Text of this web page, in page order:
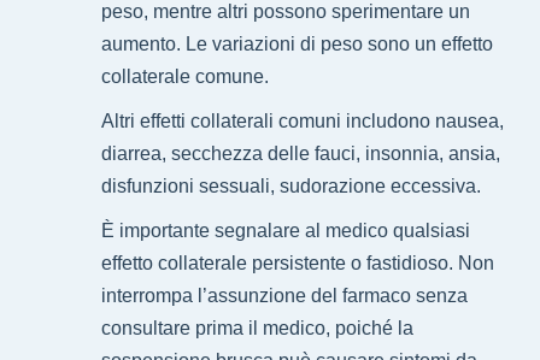
peso, mentre altri possono sperimentare un
aumento. Le variazioni di peso sono un effetto
collaterale comune.
Altri effetti collaterali comuni includono nausea,
diarrea, secchezza delle fauci, insonnia, ansia,
disfunzioni sessuali, sudorazione eccessiva.
È importante segnalare al medico qualsiasi
effetto collaterale persistente o fastidioso. Non
interrompa l’assunzione del farmaco senza
consultare prima il medico, poiché la